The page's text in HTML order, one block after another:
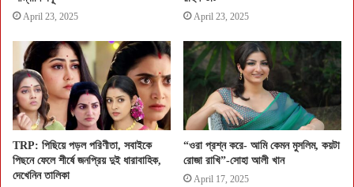
April 23, 2025 April 23, 2025
TRP: পিছিয়ে পড়ল পরিণীতা, সবাইকে
পিছনে ফেলে শীর্ষে জনপ্রিয় দুই ধারাবাহিক,
দেখেনিন তালিকা
“ওরা প্রশ্ন করে- আমি কেমন মুসলিম, কয়টা
রোজা রাখি”-সোহা আলী খান
April 17, 2025